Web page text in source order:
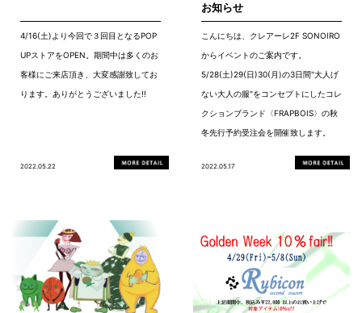
4/16(土)より今回で３回目となるPOP
UPストアをOPEN。期間中は多くのお
客様にご来店頂き、大変感謝致してお
ります。ありがとうございました!!
2022.05.22
お知らせ
こんにちは、クレアーレ2F SONOIRO
からイベントのご案内です。
5/28(土)29(日)30(月)の3日間"大人げ
ない大人の服"をコンセプトにしたコレ
クションブランド〈FRAPBOIS〉の秋
冬先行予約受注会を開催致します。
2022.05.17